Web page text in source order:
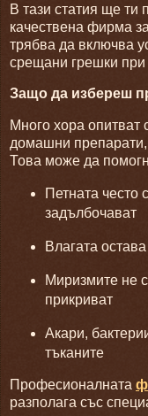
В тази статия ще ти
качествена фирма
трябва да включва
срещани грешки при
Защо да избереш
Много хора опитват
домашни препарати,
Това може да
Петната често
задълбочават
Влагата
Миризмите не
прикриват
Акари,
тъканите
Професионалната
разполага със